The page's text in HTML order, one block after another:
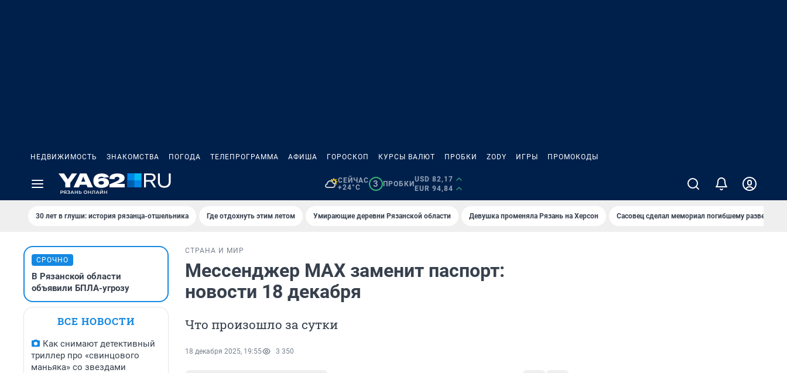
НЕДВИЖИМОСТЬ ЗНАКОМСТВА ПОГОДА ТЕЛЕПРОГРАММА АФИША ГОРОСКОП КУРСЫ ВАЛЮТ ПРОБКИ ZODY ИГРЫ ПРОМОКОДЫ
СЕЙЧАС
+24°C
3 ПРОБКИ
USD 82,17
EUR 94,84
30 лет в глуши: история рязанца-отшельника Где отдохнуть этим летом Умирающие деревни Рязанской области Девушка променяла Рязань на Херсон Сасовец сделал мемориал погибшему разведбату
СРОЧНО
В Рязанской области
объявили БПЛА-угрозу
ВСЕ НОВОСТИ
Как снимают детективный
триллер про «свинцового
маньяка» со звездами
СТРАНА И МИР
Мессенджер MAX заменит паспорт:
новости 18 декабря
Что произошло за сутки
18 декабря 2025, 19:55 3 350